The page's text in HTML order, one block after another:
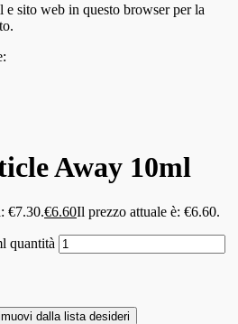
e sito web in questo browser per la
Away 10ml
€7.30.€6.60Il prezzo attuale è: €6.60.
quantità
dalla lista desideri